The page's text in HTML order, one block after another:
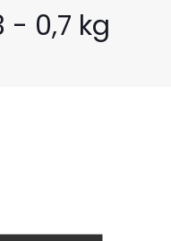
- 0,7 kg